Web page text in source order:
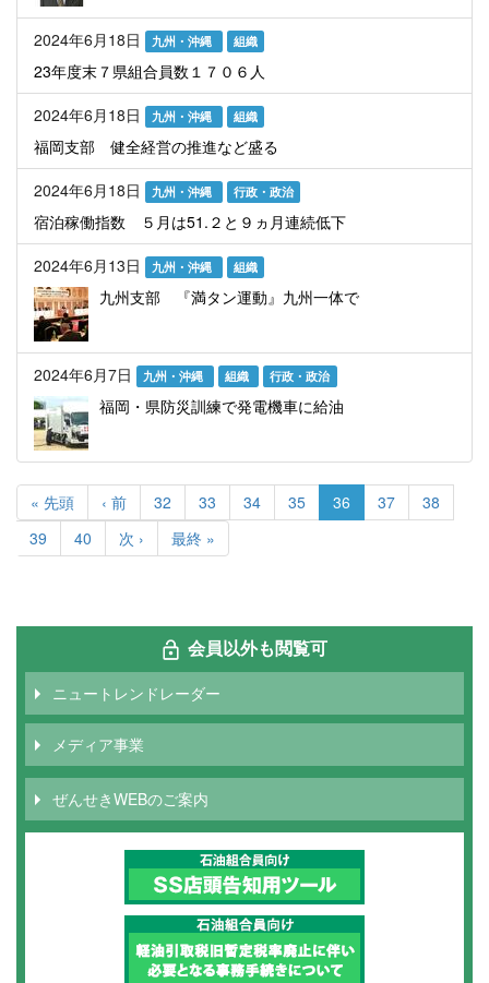
2024年6月18日 九州・沖縄 組織
23年度末７県組合員数１７０６人
2024年6月18日
九州・沖縄 組織
福岡支部 健全経営の推進など盛る
2024年6月18日
九州・沖縄 行政・政治
宿泊稼働指数 ５月は51.２と９ヵ月連続低下
2024年6月13日
九州・沖縄 組織
九州支部 『満タン運動』九州一体で
2024年6月7日 九州・沖縄 組織 行政・政治
福岡・県防災訓練で発電機車に給油
ペ
ー
ジ
送
り
先
頭
ペ
« 先頭
前
ペ
‹ 前 Page
32 Page
33 Page
34 Page
35
カ
レ
ジ
36 Page
37 Page
38
Page
39 Page
40
次
ペ
次 ›
最
終
ジ
最終 »
会員以外も閲覧可
ニュートレンドレーダー
メディア事業
ぜんせきWEBのご案内